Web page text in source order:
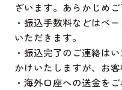
ざいます。あらかじめご
・振込手数料などはベ
いただきます。
・振込完了のご連絡は
かけいたしますが、お
・海外口座への送金を